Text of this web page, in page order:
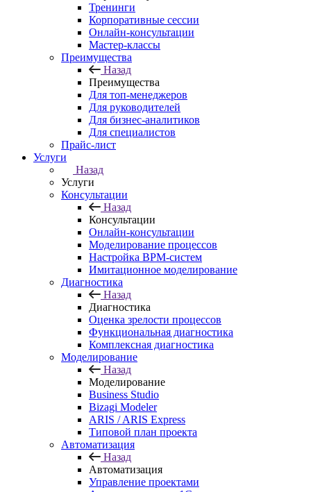
Тренинги
Корпоративные сессии
Онлайн-консультации
Мастер-классы
Преимущества
Назад
Преимущества
Для топ-менеджеров
Для руководителей
Для бизнес-аналитиков
Для специалистов
Прайс-лист
Услуги
Назад
Услуги
Консультации
Назад
Консультации
Онлайн-консультации
Моделирование процессов
Настройка BPM-систем
Имитационное моделирование
Диагностика
Назад
Диагностика
Оценка зрелости процессов
Функциональная диагностика
Комплексная диагностика
Моделирование
Назад
Моделирование
Business Studio
Bizagi Modeler
ARIS / ARIS Express
Типовой план проекта
Автоматизация
Назад
Автоматизация
Управление проектами